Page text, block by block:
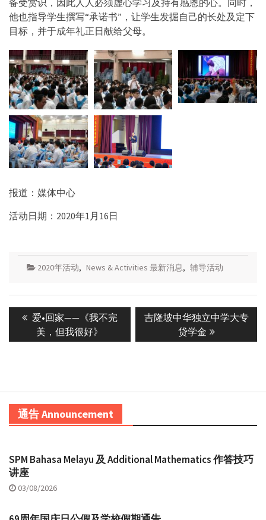
备受赏识，因此人人必须虚心学习及持有感恩的心。同时，
他也指导学生撰写“承诺书”，让学生发掘自己的长处及定下
目标，并于成年礼正日献给父母。
报道：媒体中心
活动日期：2020年1月16日
2020年活动, News & Activities 最新消息, 辅导活动
navigation
Previous
post:
爱•回家——《我不完
美，但我很好》
Next
吉隆坡中华独立中学大专
贷学金
通告 Announcement
SPM Bahasa Melayu 及 Additional Mathematics 作答技巧
讲座
03/08/2026